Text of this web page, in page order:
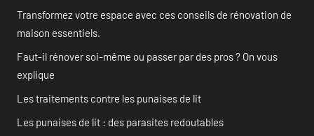
Transformez votre espace avec ces conseils de rénovation de
maison essentiels.
Faut-il rénover soi-même ou passer par des pros ? On vous
explique
Les traitements contre les punaises de lit
Les punaises de lit : des parasites redoutables